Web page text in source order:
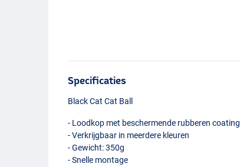
Specificaties
Black Cat Cat Ball
- Loodkop met beschermende rubberen coating
- Verkrijgbaar in meerdere kleuren
- Gewicht: 350g
- Snelle montage